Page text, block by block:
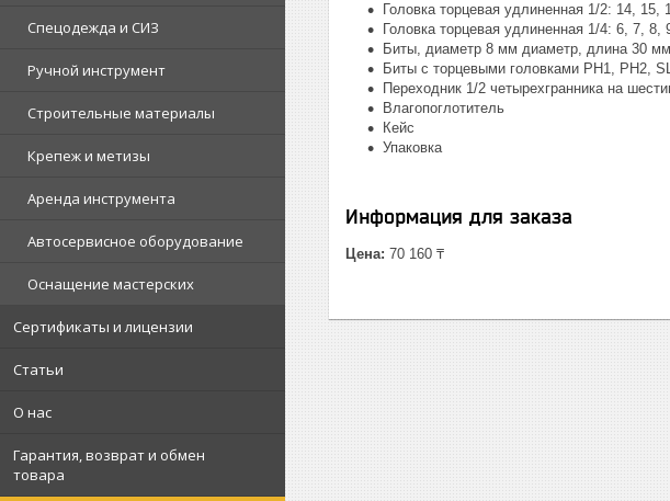
Спецодежда и СИЗ
Ручной инструмент
Строительные материалы
Крепеж и метизы
Аренда инструмента
Автосервисное оборудование
Оснащение мастерских
Сертификаты и лицензии
Статьи
О нас
Гарантия, возврат и обмен
товара
Головка торцевая удлиненная 1/2: 14, 15,
Головка торцевая удлиненная 1/4: 6, 7, 8,
Биты, диаметр 8 мм диаметр, длина 30
Биты с торцевыми головками PH1, PH2,
Переходник 1/2 четырехгранника на
Влагопоглотитель
Кейс
Упаковка
Информация для заказа
Цена: 70 160 ₸